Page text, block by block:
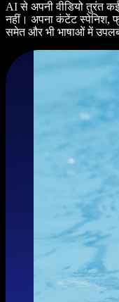
AI से अपनी वीडियो तुरंत
नहीं। अपना कंटेंट स्पेनिश,
समेत और भी भाषाओं में